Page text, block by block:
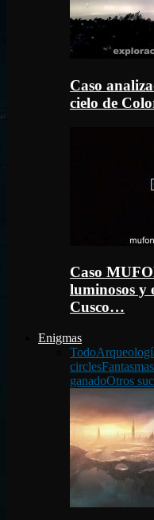
Caso
cielo de
Caso
luminosos y
Cusco…
Enigmas
Todo
circles
ganadoOtros